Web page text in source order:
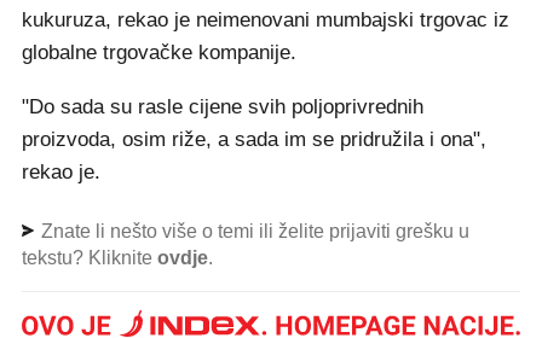
kukuruza, rekao je neimenovani mumbajski trgovac iz
globalne trgovačke kompanije.
"Do sada su rasle cijene svih poljoprivrednih
proizvoda, osim riže, a sada im se pridružila i ona",
rekao je.
Znate li nešto više o temi ili želite prijaviti grešku u
tekstu? Kliknite ovdje.